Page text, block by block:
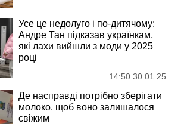
Усе це недолуго і по-дитячому:
Андре Тан підказав українкам,
які лахи вийшли з моди у 2025
році
14:50 30.01.25
Де насправді потрібно зберігати
молоко, щоб воно залишалося
свіжим